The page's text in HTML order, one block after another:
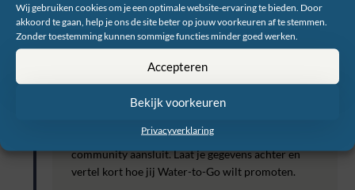
Wij gebruiken cookies om je een optimale website-ervaring te bieden. Door
akkoord te gaan, help je ons de site beter op jouw voorkeuren af te stemmen.
Zonder toestemming kunnen sommige functies minder goed werken.
Accepteren
Bekijk voorkeuren
Privacyverklaring
Hoe het werkt
Start met verdienen in 4 stappen:
Wij zouden het erg tof vinden als jij je bij onze
community aansluit. Laat je gegevens achter en
vertel kort hoe jij Water-to-Go wilt promoten.